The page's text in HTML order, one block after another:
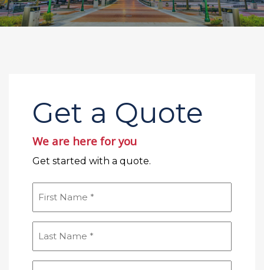
Get a Quote
We are here for you
Get started with a quote.
Name
Name